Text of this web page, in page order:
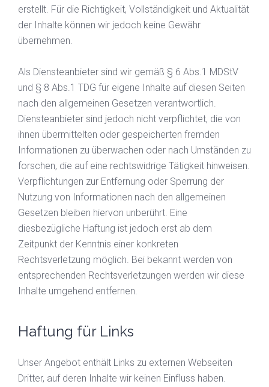
erstellt. Für die Richtigkeit, Vollständigkeit und Aktualität
der Inhalte können wir jedoch keine Gewähr
übernehmen.
Als Diensteanbieter sind wir gemäß § 6 Abs.1 MDStV
und § 8 Abs.1 TDG für eigene Inhalte auf diesen Seiten
nach den allgemeinen Gesetzen verantwortlich.
Diensteanbieter sind jedoch nicht verpflichtet, die von
ihnen übermittelten oder gespeicherten fremden
Informationen zu überwachen oder nach Umständen zu
forschen, die auf eine rechtswidrige Tätigkeit hinweisen.
Verpflichtungen zur Entfernung oder Sperrung der
Nutzung von Informationen nach den allgemeinen
Gesetzen bleiben hiervon unberührt. Eine
diesbezügliche Haftung ist jedoch erst ab dem
Zeitpunkt der Kenntnis einer konkreten
Rechtsverletzung möglich. Bei bekannt werden von
entsprechenden Rechtsverletzungen werden wir diese
Inhalte umgehend entfernen.
Haftung für Links
Unser Angebot enthält Links zu externen Webseiten
Dritter, auf deren Inhalte wir keinen Einfluss haben.